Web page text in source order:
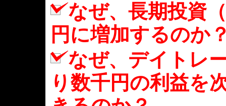
なぜ、長期投資
円に増加するのか
なぜ、デイトレ
り数千円の利益を